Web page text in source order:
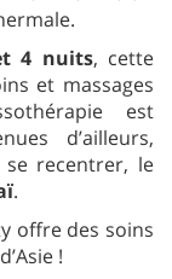
4 nuits, cette
et massages
est
d’ailleurs,
recentrer, le
.
offre des soins
!